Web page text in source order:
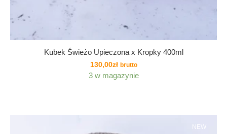
Kubek Świeżo Upieczona x Kropky 400ml
130,00zł brutto
3 w magazynie
NEW